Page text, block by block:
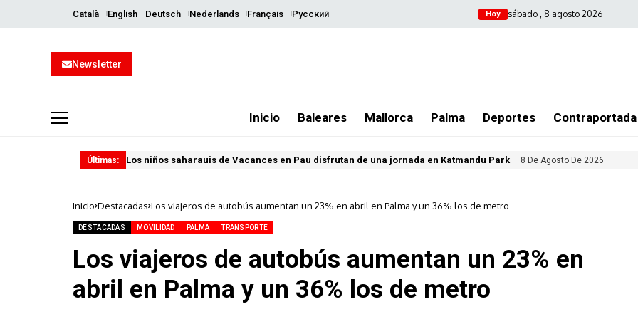
Català English Deutsch Nederlands Français Русский Hoy sábado , 8 agosto 2026
Newsletter
Inicio Baleares Mallorca Palma Deportes Contraportada
Últimas: Los niños saharauis de Vacances en Pau disfrutan de una jornada en Katmandu Park 8 De Agosto De 2026
Inicio Destacadas Los viajeros de autobús aumentan un 23% en abril en Palma y un 36% los de metro
DESTACADAS MOVILIDAD PALMA TRANSPORTE
Los viajeros de autobús aumentan un 23% en
abril en Palma y un 36% los de metro